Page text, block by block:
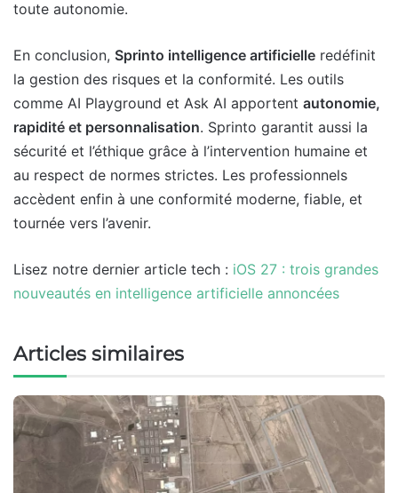
toute autonomie.
En conclusion, Sprinto intelligence artificielle redéfinit
la gestion des risques et la conformité. Les outils
comme AI Playground et Ask AI apportent autonomie,
rapidité et personnalisation. Sprinto garantit aussi la
sécurité et l’éthique grâce à l’intervention humaine et
au respect de normes strictes. Les professionnels
accèdent enfin à une conformité moderne, fiable, et
tournée vers l’avenir.
Lisez notre dernier article tech : iOS 27 : trois grandes
nouveautés en intelligence artificielle annoncées
Articles similaires